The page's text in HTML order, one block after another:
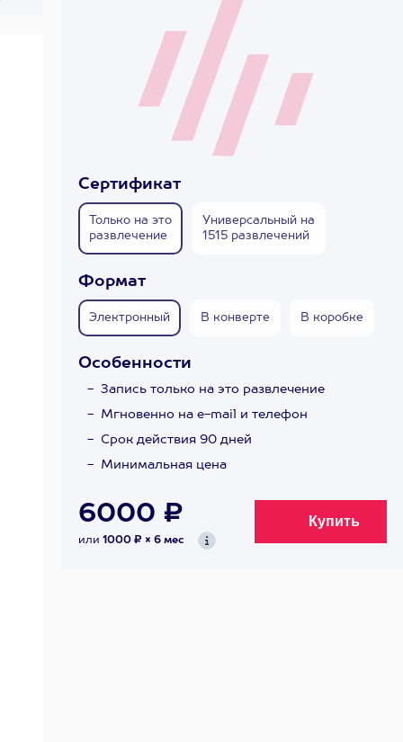
Сертификат
Только на это
развлечение
Универсальный на
1515 развлечений
Формат
Электронный В конверте В коробке
Особенности
Запись только на это развлечение
Мгновенно на e-mail и телефон
Срок действия 90 дней
Минимальная цена
6000 ₽
или 1000 ₽ × 6 мес